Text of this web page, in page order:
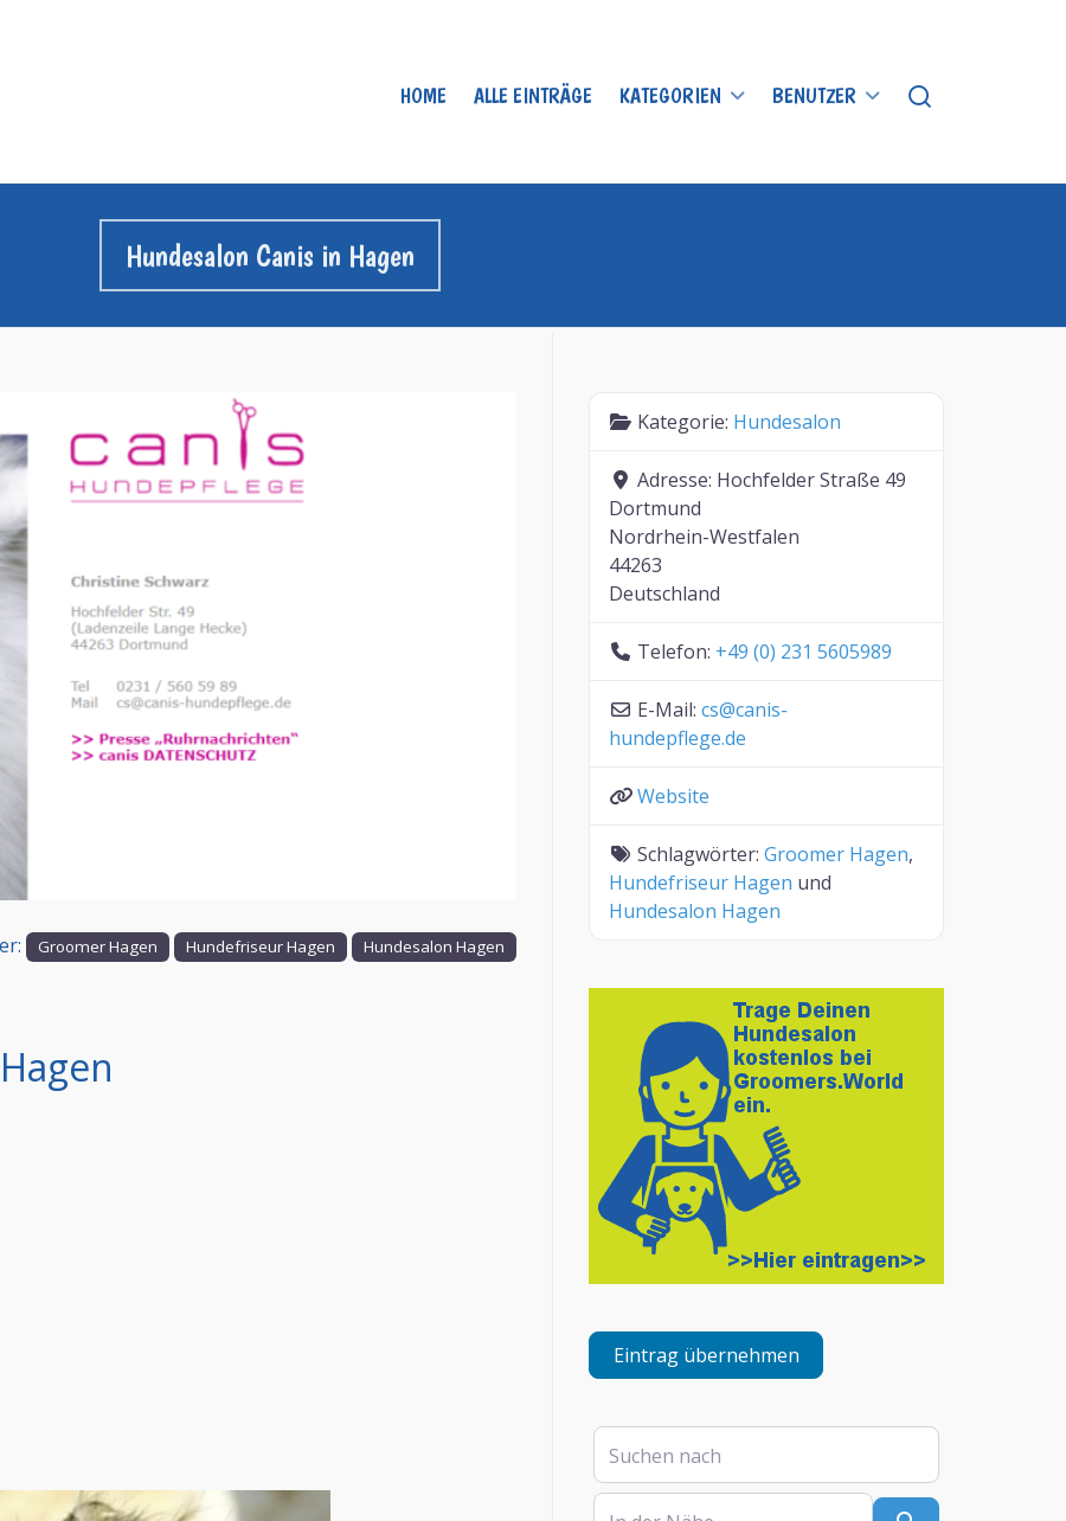
HOME ALLE EINTRÄGE KATEGORIEN BENUTZER
Hundesalon Canis in Hagen
Groomer Hagen Hundefriseur Hagen Hundesalon Hagen
Kategorie: Hundesalon
Adresse: Hochfelder Straße 49
Dortmund
Nordrhein-Westfalen
44263
Deutschland
Telefon: +49 (0) 231 5605989
E-Mail:cs@canis-
hundepflege.de
Website
Schlagwörter:Groomer Hagen,
Hundefriseur Hagen und
Hundesalon Hagen
Eintrag übernehmen
Suchen nach
In der Nähe